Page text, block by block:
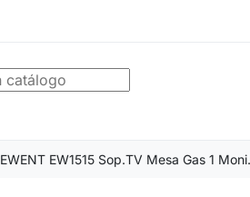
EWENT EW1515 Sop.TV Mesa Gas 1